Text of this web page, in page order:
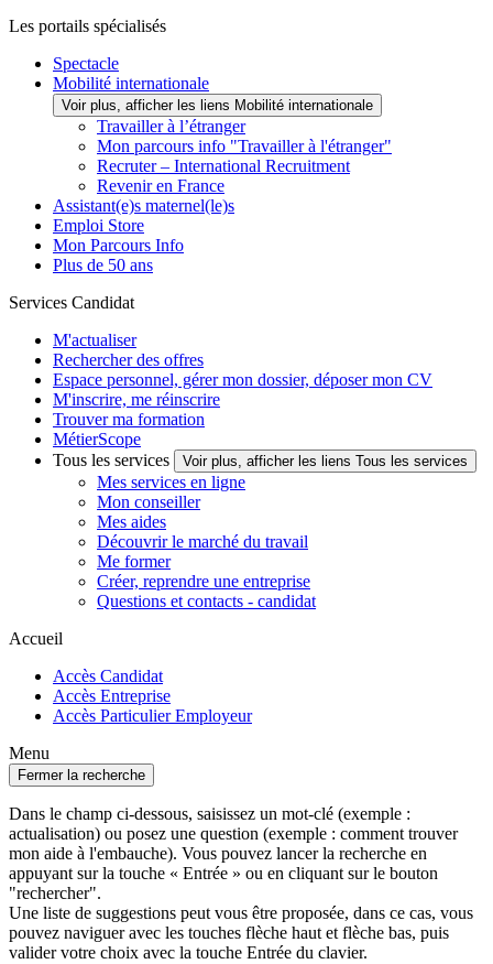
Les portails spécialisés
Spectacle
Mobilité internationale
Voir plus, afficher les liens Mobilité internationale
Travailler à l’étranger
Mon parcours info "Travailler à l'étranger"
Recruter – International Recruitment
Revenir en France
Assistant(e)s maternel(le)s
Emploi Store
Mon Parcours Info
Plus de 50 ans
Services Candidat
M'actualiser
Rechercher des offres
Espace personnel, gérer mon dossier, déposer mon CV
M'inscrire, me réinscrire
Trouver ma formation
MétierScope
Tous les services
Voir plus, afficher les liens Tous les services
Mes services en ligne
Mon conseiller
Mes aides
Découvrir le marché du travail
Me former
Créer, reprendre une entreprise
Questions et contacts - candidat
Accueil
Accès Candidat
Accès Entreprise
Accès Particulier Employeur
Menu
Fermer la recherche
Dans le champ ci-dessous, saisissez un mot-clé (exemple :
actualisation) ou posez une question (exemple : comment trouver
mon aide à l'embauche). Vous pouvez lancer la recherche en
appuyant sur la touche « Entrée » ou en cliquant sur le bouton
"rechercher".
Une liste de suggestions peut vous être proposée, dans ce cas, vous
pouvez naviguer avec les touches flèche haut et flèche bas, puis
valider votre choix avec la touche Entrée du clavier.